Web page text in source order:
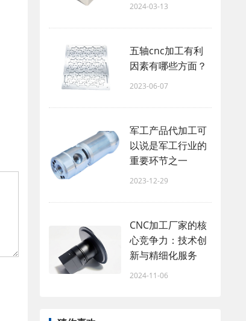
2024-03-13
五轴cnc加工有利
因素有哪些方面？
2023-06-07
军工产品代加工可
以说是军工行业的
重要环节之一
2023-12-29
CNC加工厂家的核
心竞争力：技术创
新与精细化服务
2024-11-06